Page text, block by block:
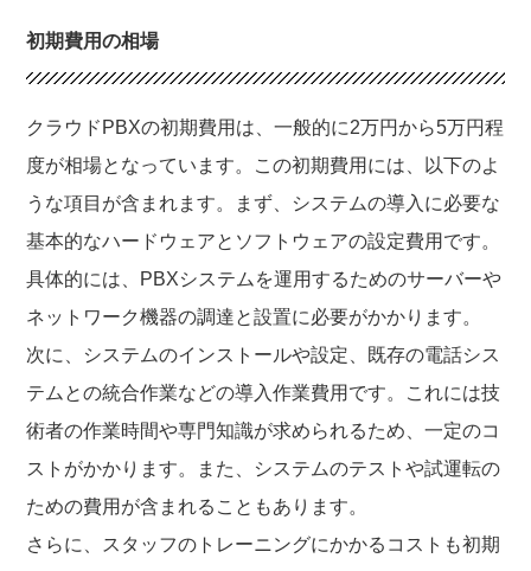
初期費用の相場
クラウドPBXの初期費用は、一般的に2万円から5万円程
度が相場となっています。この初期費用には、以下のよ
うな項目が含まれます。まず、システムの導入に必要な
基本的なハードウェアとソフトウェアの設定費用です。
具体的には、PBXシステムを運用するためのサーバーや
ネットワーク機器の調達と設置に必要がかかります。
次に、システムのインストールや設定、既存の電話シス
テムとの統合作業などの導入作業費用です。これには技
術者の作業時間や専門知識が求められるため、一定のコ
ストがかかります。また、システムのテストや試運転の
ための費用が含まれることもあります。
さらに、スタッフのトレーニングにかかるコストも初期